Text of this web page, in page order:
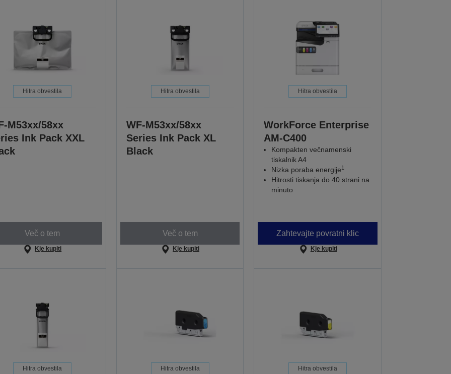
Hitra obvestila
M53xx/58xx
Ink Pack XXL
Več o tem
Kje kupiti
Hitra obvestila
WF-M53xx/58xx
Series Ink Pack XL
Black
Več o tem
Kje kupiti
Hitra obvestila
WorkForce Enterprise
AM-C400
Kompakten večnamenski
tiskalnik A4
Nizka poraba energije1
Hitrosti tiskanja do 40 strani na
minuto
Zahtevajte povratni klic
Kje kupiti
Hitra obvestila Hitra obvestila Hitra obvestila